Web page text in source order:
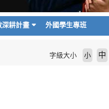
深耕計畫 外國學生專班
字級大小 小 中